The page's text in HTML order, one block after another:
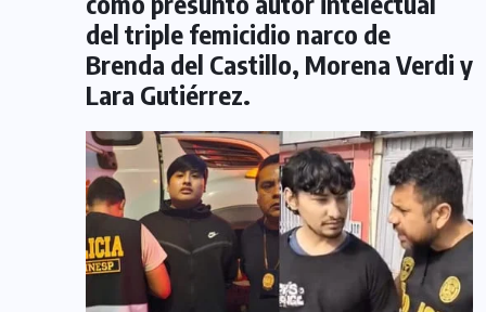
del triple femicidio narco de
Brenda del Castillo, Morena Verdi y
Lara Gutiérrez.